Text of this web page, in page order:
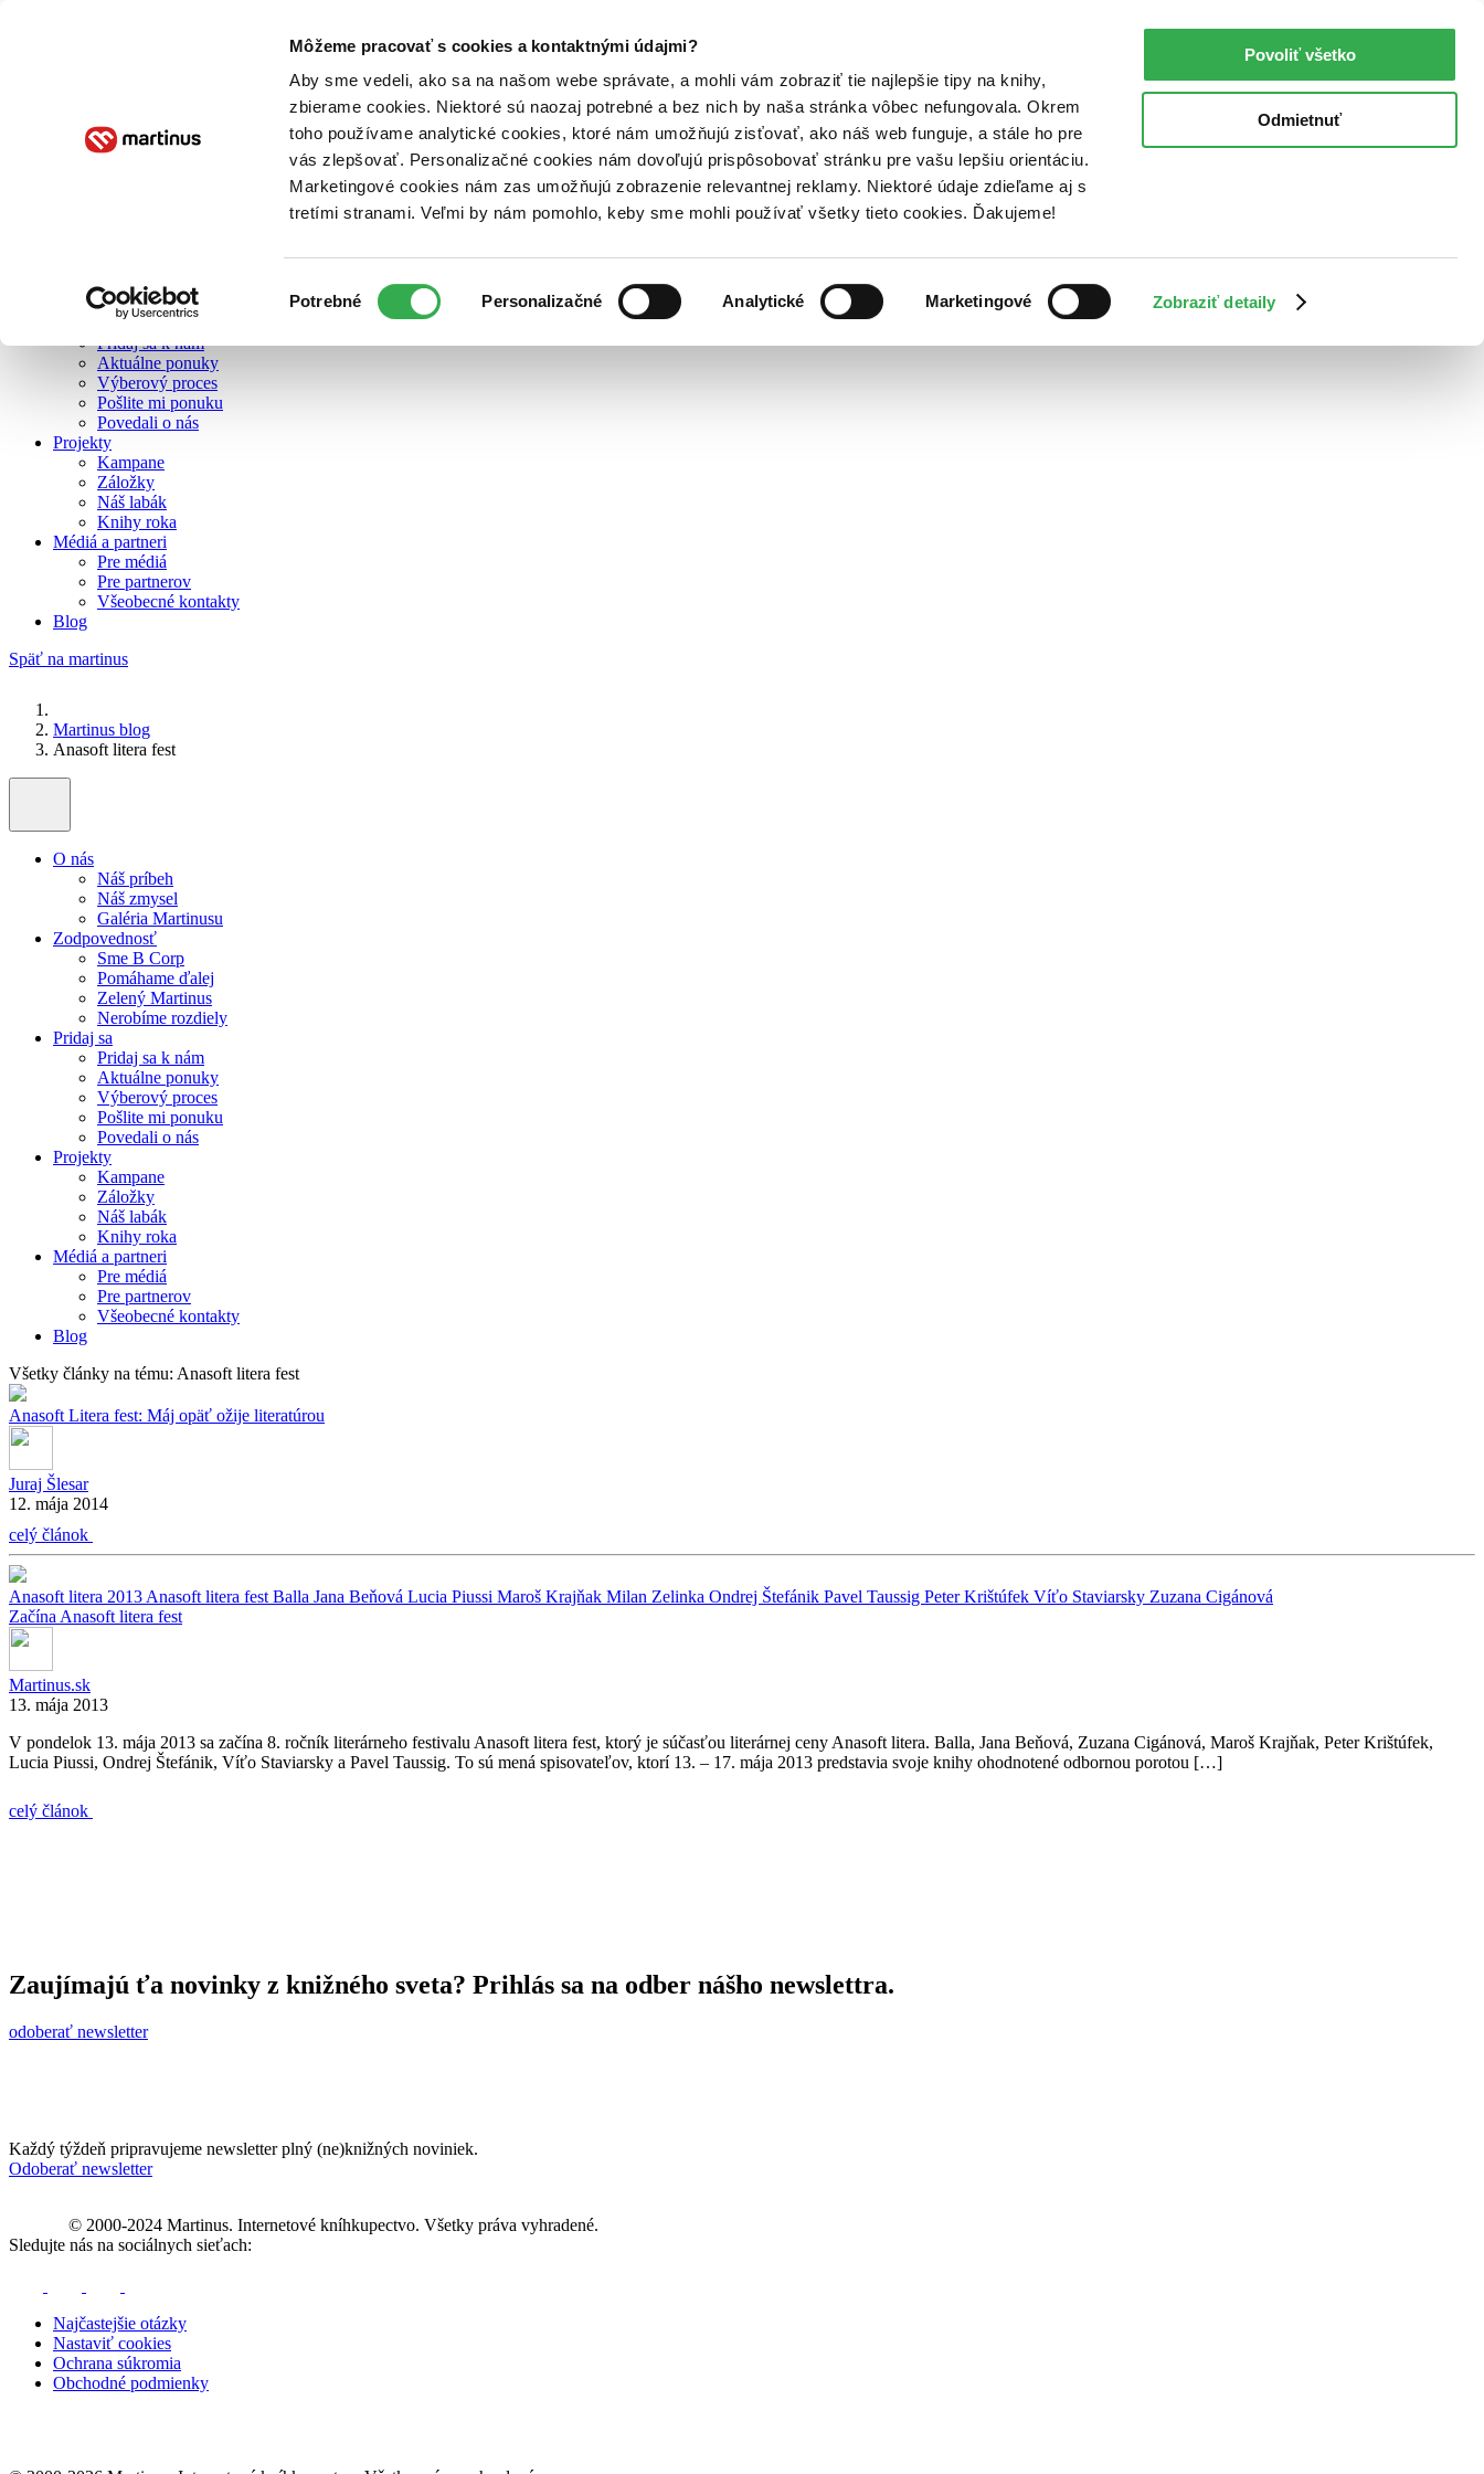
Môžeme pracovať s cookies a kontaktnými údajmi?
Aby sme vedeli, ako sa na našom webe správate, a mohli vám zobraziť tie najlepšie tipy na knihy,
zbierame cookies. Niektoré sú naozaj potrebné a bez nich by naša stránka vôbec nefungovala. Okrem
toho používame analytické cookies, ktoré nám umožňujú zisťovať, ako náš web funguje, a stále ho pre
vás zlepšovať. Personalizačné cookies nám dovoľujú prispôsobovať stránku pre vašu lepšiu orientáciu.
Marketingové cookies nám zas umožňujú zobrazenie relevantnej reklamy. Niektoré údaje zdieľame aj s
tretími stranami. Veľmi by nám pomohlo, keby sme mohli používať všetky tieto cookies. Ďakujeme!
súhlasu
Potrebné Personalizačné Analytické Marketingové Zobraziť detaily
Povoliť všetko
Odmietnuť
O nás
Zelený Martinus
Nerobíme rozdiely
Pridaj sa k nám
Aktuálne ponuky
Výberový proces
Pošlite mi ponuku
Povedali o nás
Projekty
Kampane
Záložky
Náš labák
Knihy roka
Médiá a partneri
Pre médiá
Pre partnerov
Všeobecné kontakty
Blog
Späť na martinus
Martinus blog
Anasoft litera fest
O nás
Náš príbeh
Náš zmysel
Galéria Martinusu
Zodpovednosť
Sme B Corp
Pomáhame ďalej
Zelený Martinus
Nerobíme rozdiely
Pridaj sa
Pridaj sa k nám
Aktuálne ponuky
Výberový proces
Pošlite mi ponuku
Povedali o nás
Projekty
Kampane
Záložky
Náš labák
Knihy roka
Médiá a partneri
Pre médiá
Pre partnerov
Všeobecné kontakty
Blog
Všetky články na tému: Anasoft litera fest
Anasoft Litera fest: Máj opäť ožije literatúrou
Juraj Šlesar
12. mája 2014
celý článok
Anasoft litera 2013 Anasoft litera fest Balla Jana Beňová Lucia Piussi Maroš Krajňak Milan Zelinka Ondrej Štefánik Pavel Taussig Peter Krištúfek Víťo Staviarsky Zuzana Cigánová
Začína Anasoft litera fest
Martinus.sk
13. mája 2013
V pondelok 13. mája 2013 sa začína 8. ročník literárneho festivalu Anasoft litera fest, ktorý je súčasťou literárnej ceny Anasoft litera. Balla, Jana Beňová, Zuzana Cigánová, Maroš Krajňak, Peter Krištúfek,
Lucia Piussi, Ondrej Štefánik, Víťo Staviarsky a Pavel Taussig. To sú mená spisovateľov, ktorí 13. – 17. mája 2013 predstavia svoje knihy ohodnotené odbornou porotou […]
celý článok
Zaujímajú ťa novinky z knižného sveta? Prihlás sa na odber nášho newslettra.
odoberať newsletter
Každý týždeň pripravujeme newsletter plný (ne)knižných noviniek.
Odoberať newsletter
© 2000-2024 Martinus. Internetové kníhkupectvo. Všetky práva vyhradené.
Sledujte nás na sociálnych sieťach:
Najčastejšie otázky
Nastaviť cookies
Ochrana súkromia
Obchodné podmienky